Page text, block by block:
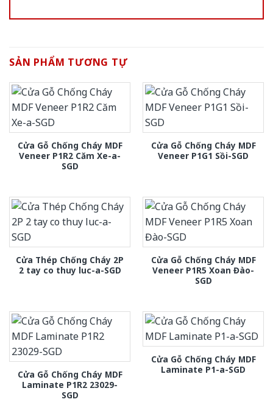
SẢN PHẨM TƯƠNG TỰ
Cửa Gỗ Chống Cháy MDF
Veneer P1R2 Căm Xe-a-
SGD
Cửa Gỗ Chống Cháy MDF
Veneer P1G1 Sồi-SGD
Cửa Thép Chống Cháy 2P
2 tay co thuy luc-a-SGD
Cửa Gỗ Chống Cháy MDF
Veneer P1R5 Xoan Đào-
SGD
Cửa Gỗ Chống Cháy MDF
Laminate P1R2 23029-
SGD
Cửa Gỗ Chống Cháy MDF
Laminate P1-a-SGD